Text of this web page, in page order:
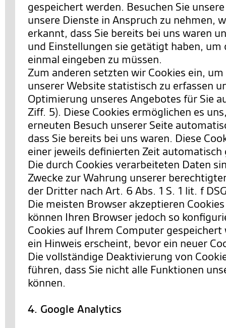
gespeichert werden. Besuchen Sie
unsere Dienste in Anspruch zu nehmen,
erkannt, dass Sie bereits bei uns waren
und Einstellungen sie getätigt haben, um
einmal eingeben zu müssen.
Zum anderen setzten wir Cookies ein,
unserer Website statistisch zu erfassen
Optimierung unseres Angebotes für Sie
Ziff. 5). Diese Cookies ermöglichen es
erneuten Besuch unserer Seite
dass Sie bereits bei uns waren. Diese
einer jeweils definierten Zeit automatisch
Die durch Cookies verarbeiteten Daten
Zwecke zur Wahrung unserer
der Dritter nach Art. 6 Abs. 1 S. 1 lit. f
Die meisten Browser akzeptieren
können Ihren Browser jedoch so
Cookies auf Ihrem Computer
ein Hinweis erscheint, bevor ein neuer
Die vollständige Deaktivierung von
führen, dass Sie nicht alle Funktionen
können.
4. Google Analytics